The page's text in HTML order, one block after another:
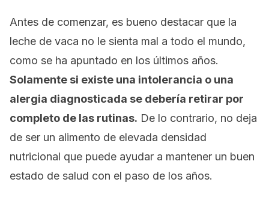
Antes de comenzar, es bueno destacar que la
leche de vaca no le sienta mal a todo el mundo,
como se ha apuntado en los últimos años.
Solamente si existe una intolerancia o una
alergia diagnosticada se debería retirar por
completo de las rutinas. De lo contrario, no deja
de ser un alimento de elevada densidad
nutricional que puede ayudar a mantener un buen
estado de salud con el paso de los años.